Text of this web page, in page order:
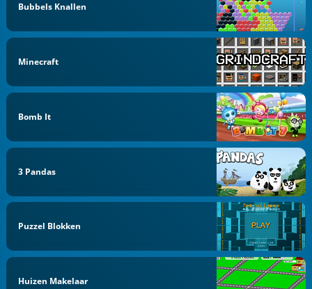
Bubbels Knallen
Minecraft
Bomb It
3 Pandas
Puzzel Blokken
Huizen Makelaar